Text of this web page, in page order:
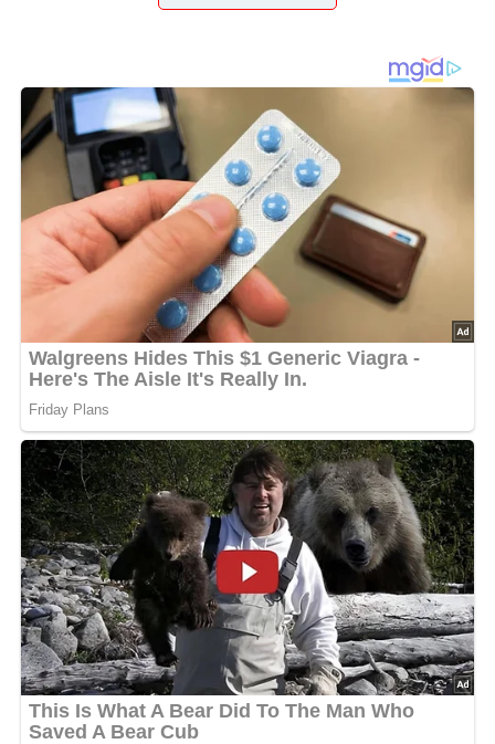
Die Putenschnitzel abwaschen und trocken tupfen.
Fettrand vom Schinken abschneiden.
Die Putenschnitzel anschließend mit einem Messer längs
aufschneiden und zweiteilen.
Jedes Schnitzel dünn mit Skyr bestreichen, mit einer
Scheibe Schinken belegen und zusammenklappen.
Von beiden Seiten mit Pfeffer, Paprikapulver und Salz
würzen.
Den Handkäse in kleine Stücke schneiden.
Währenddessen die Schnitzel in einer Pfanne mit heißem
Öl scharf anbraten.
Den Herd anschließend auf halbe Hitze drehen und die
Schnitzel noch einmal pfeffern.
Die Milch und die Handkäsestücke dazu geben und bei
gelegentlichem Rühren ca. 5 Minuten ziehen lassen.
Den Herd ausschalten, die Soße kurz abkühlen lassen
und anschließend den restlichen Skyr in die Soße geben.
Diese noch einmal mit Paprikapulver und Pfeffer
abschmecken. Fertig sind die Putenschnitzel in
Handkäsesoße.